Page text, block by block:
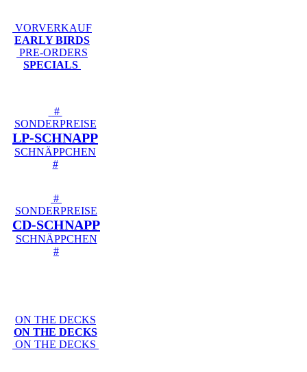
VORVERKAUF
EARLY BIRDS
PRE-ORDERS
SPECIALS
#
SONDERPREISE
LP-SCHNAPP
SCHNÄPPCHEN
#
#
SONDERPREISE
CD-SCHNAPP
SCHNÄPPCHEN
#
ON THE DECKS
ON THE DECKS
ON THE DECKS